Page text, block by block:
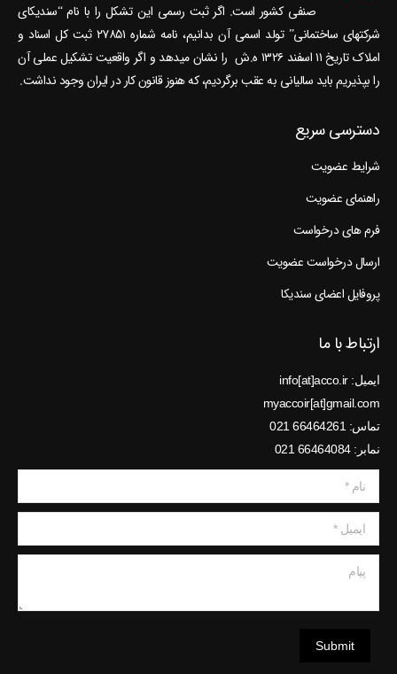
صنفی کشور است. اگر ثبت رسمی این تشکل را با نام “سندیکای
شرکتهای ساختمانی” تولد اسمی آن بدانیم، نامه شماره ۲۷۸۵۱ ثبت کل اسناد و
املاک تاریخ ۱۱ اسفند ۱۳۲۶ ه.ش را نشان می‎دهد و اگر واقعیت تشکیل عملی آن
را بپذیریم باید سالیانی به عقب برگردیم، که هنوز قانون کار در ایران وجود نداشت.
دسترسی سریع
شرایط عضویت
راهنمای عضویت
فرم های درخواست
ارسال درخواست عضویت
پروفایل اعضای سندیکا
ارتباط با ما
ایمیل: info[at]acco.ir
myaccoir[at]gmail.com
تماس: 66464261 021
نمابر: 66464084 021
نام *
ایمیل *
Submit